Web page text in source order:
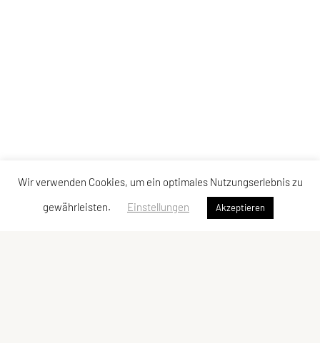
Wir verwenden Cookies, um ein optimales Nutzungserlebnis zu
gewährleisten.
Einstellungen Akzeptieren